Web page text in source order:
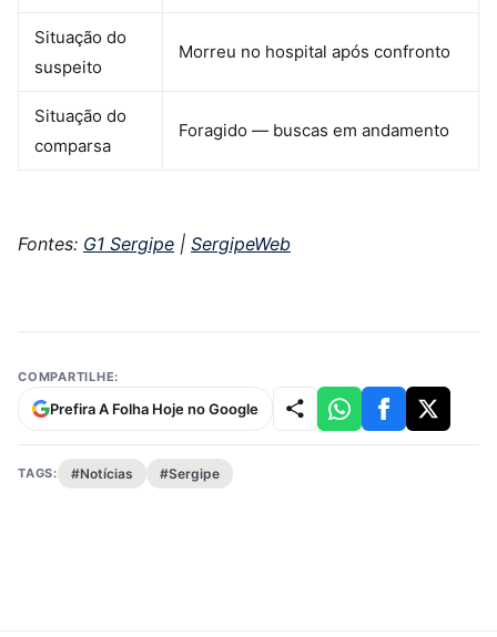
Situação do
suspeito
Morreu no hospital após confronto
Situação do
comparsa
Foragido — buscas em andamento
Fontes: G1 Sergipe | SergipeWeb
COMPARTILHE:
Prefira A Folha Hoje no Google
TAGS: #Notícias #Sergipe